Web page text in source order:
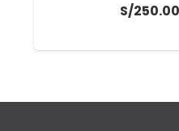
S/250.00